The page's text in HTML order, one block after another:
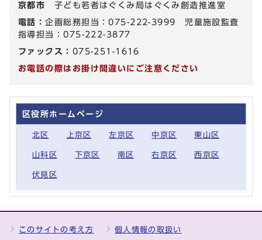
京都市 子ども若者はぐくみ局はぐくみ創造推進室
電話：企画総務担当：075-222-3999 児童施設監査
指導担当：075-222-3877
ファックス： 075-251-1616
お電話の際はお掛け間違いにご注意ください
区役所ホームページ
北区 上京区 左京区 中京区 東山区
山科区 下京区 南区 右京区 西京区
伏見区
このサイトの考え方 個人情報の取扱い